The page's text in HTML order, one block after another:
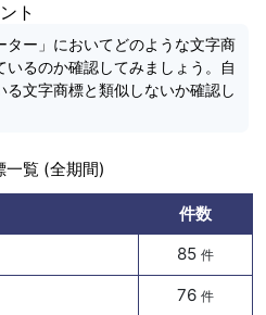
ト
ター」においてどのような文字商
るのか確認してみましょう。自
文字商標と類似しないか確認し
一覧 (全期間)
件数
85 件
76 件